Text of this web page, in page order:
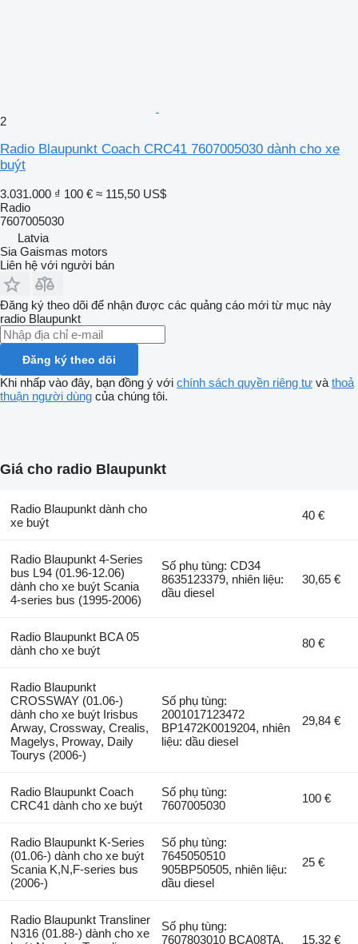
2
Radio Blaupunkt Coach CRC41 7607005030 dành cho xe
buýt
3.031.000 ₫ 100 € ≈ 115,50 US$
Radio
7607005030
Latvia
Sia Gaismas motors
Liên hệ với người bán
Đăng ký theo dõi để nhận được các quảng cáo mới từ mục này
radio Blaupunkt
Đăng ký theo dõi
Khi nhấp vào đây, bạn đồng ý với chính sách quyền riêng tư và thoả
thuận người dùng của chúng tôi.
Giá cho radio Blaupunkt
Radio Blaupunkt dành cho
xe buýt
40 €
Radio Blaupunkt 4-Series
bus L94 (01.96-12.06)
dành cho xe buýt Scania
4-series bus (1995-2006)
Số phụ tùng: CD34
8635123379, nhiên liệu:
dầu diesel
30,65 €
Radio Blaupunkt BCA 05
dành cho xe buýt
80 €
Radio Blaupunkt
CROSSWAY (01.06-)
dành cho xe buýt Irisbus
Arway, Crossway, Crealis,
Magelys, Proway, Daily
Tourys (2006-)
Số phụ tùng:
2001017123472
BP1472K0019204, nhiên
liệu: dầu diesel
29,84 €
Radio Blaupunkt Coach
CRC41 dành cho xe buýt
Số phụ tùng:
7607005030
100 €
Radio Blaupunkt K-Series
(01.06-) dành cho xe buýt
Scania K,N,F-series bus
(2006-)
Số phụ tùng:
7645050510
905BP50505, nhiên liệu:
dầu diesel
25 €
Radio Blaupunkt Transliner
N316 (01.88-) dành cho xe
Số phụ tùng:
7607803010 BCA08TA,
15,32 €